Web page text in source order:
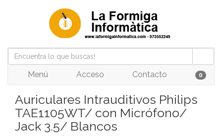
Menú Acceso Contacto 0
Auriculares Intrauditivos Philips
TAE1105WT/ con Micrófono/
Jack 3.5/ Blancos